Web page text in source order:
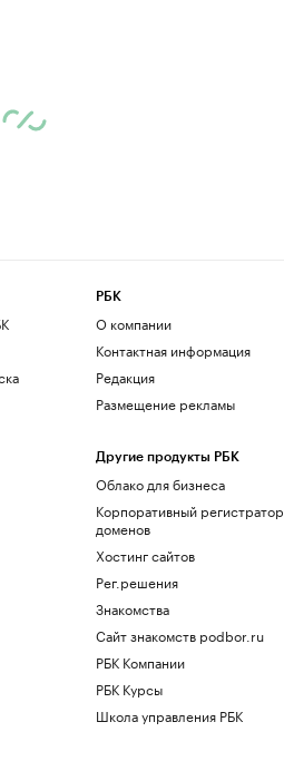
РБК
О компании
Контактная информация
Редакция
Размещение рекламы
Другие продукты РБК
Облако для бизнеса
Корпоративный регистратор
доменов
Хостинг сайтов
Рег.решения
Знакомства
Сайт знакомств podbor.ru
РБК Компании
РБК Курсы
Школа управления РБК